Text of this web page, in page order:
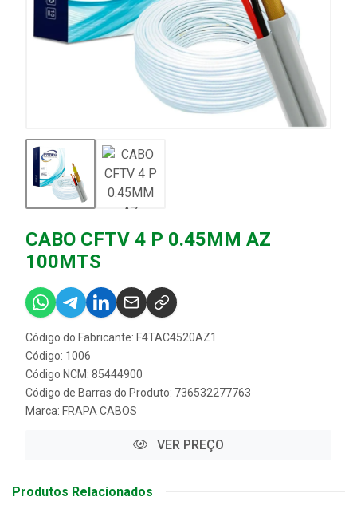
CABO CFTV 4 P 0.45MM AZ
100MTS
Código do Fabricante: F4TAC4520AZ1
Código: 1006
Código NCM: 85444900
Código de Barras do Produto: 736532277763
Marca: FRAPA CABOS
VER PREÇO
Produtos Relacionados